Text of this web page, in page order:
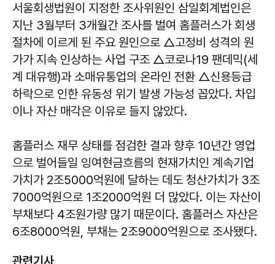
서울회생법원이 지정한 조사위원인 삼일회계법인은
지난 3월부터 3개월간 조사를 벌여 홈플러스가 회생
절차에 이르게 된 주요 원인으로 △고정비 성격의 원
가가 지속 인상하는 사업 구조 △코로나19 팬데믹(세
계 대유행)과 소매유통업의 온라인 전환 △신용등급
하락으로 인한 유동성 위기 발생 가능성 꼽았다. 차입
이나 자산 매각은 이유로 들지 않았다.
홈플러스 재무 상태를 점검한 결과 향후 10년간 영업
으로 벌어들일 잉여현금흐름의 현재가치인 계속기업
가치가 2조5000억원에 달하는 데도 청산가치가 3조
7000억원으로 1조2000억원 더 많았다. 이는 자산이
부채보다 4조원가량 많기 때문이다. 홈플러스 자산은
6조8000억원, 부채는 2조9000억원으로 조사됐다.